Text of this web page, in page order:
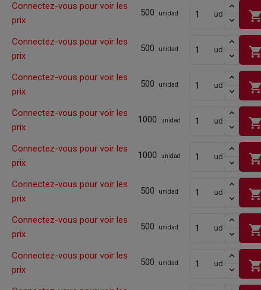
Connectez-vous pour voir les
prix
500 unidad ud shopping_cart
Connectez-vous pour voir les
prix
500 unidad ud shopping_cart
Connectez-vous pour voir les
prix
500 unidad ud shopping_cart
Connectez-vous pour voir les
prix
1000 unidad ud shopping_cart
Connectez-vous pour voir les
prix
1000 unidad ud shopping_cart
Connectez-vous pour voir les
prix
500 unidad ud shopping_cart
Connectez-vous pour voir les
prix
500 unidad ud shopping_cart
Connectez-vous pour voir les
prix
500 unidad ud shopping_cart